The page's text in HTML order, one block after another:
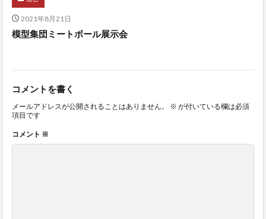
2021年8月21日
模型集団ミートボール展示会
コメントを書く
メールアドレスが公開されることはありません。 ※ が付いている欄は必須
項目です
コメント ※